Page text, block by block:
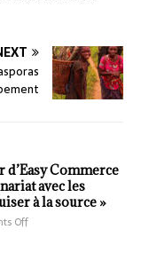
Commerce
avec les
à la source »
Off